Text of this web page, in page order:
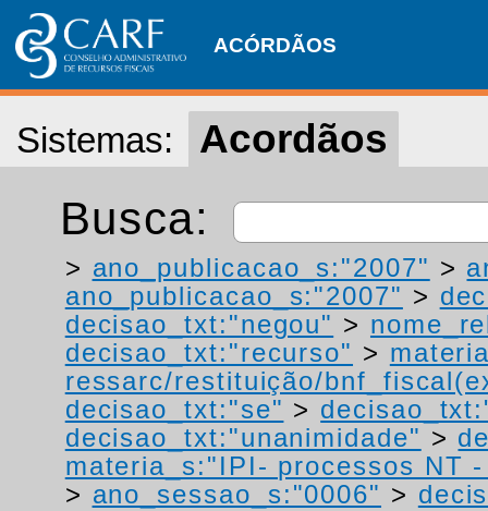
ACÓRDÃOS
Sistemas: Acordãos
Busca:
> ano_publicacao_s:"2007" >
ano_publicacao_s:"2007" >
decisao_txt:"negou" >
decisao_txt:"recurso" >
ressarc/restituição/
decisao_txt:"se" >
decisao_txt:"unanimidade" >
materia_s:"IPI- processos NT
> ano_sessao_s:"0006" >